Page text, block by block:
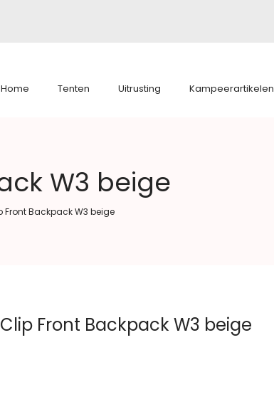
Home Tenten Uitrusting Kampeerartikelen
W3 beige
Front Backpack W3 beige
Front Backpack W3 beige